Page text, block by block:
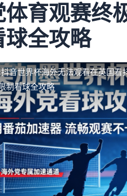
体育观赛终
球全攻略
音世界杯海外无法观看在英国看
制看球全攻略